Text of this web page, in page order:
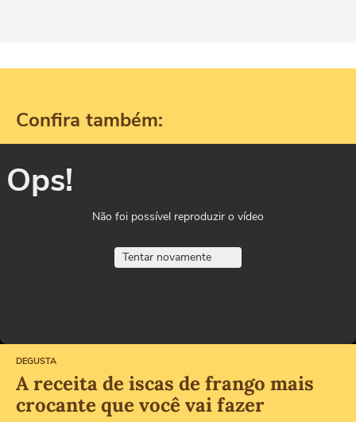
Confira também:
Ops!
Não foi possível reproduzir o vídeo
Tentar novamente
DEGUSTA
A receita de iscas de frango mais
crocante que você vai fazer